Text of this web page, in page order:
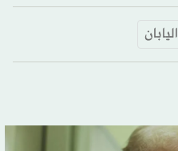
اليابان